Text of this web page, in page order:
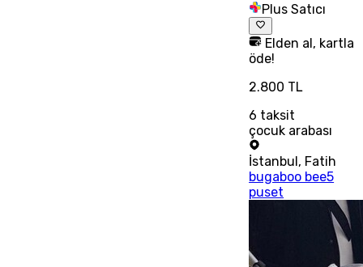
Plus Satıcı
Elden al, kartla
öde!
2.800 TL
6 taksit
çocuk arabası
İstanbul, Fatih
bugaboo bee5
puset